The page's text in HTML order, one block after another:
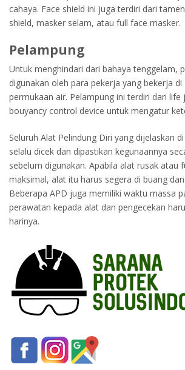
cahaya. Face shield ini juga terdiri dari
shield, masker selam, atau full face masker.
Pelampung
Untuk menghindari dari bahaya tenggelam,
digunakan oleh para pekerja yang bekerja
permukaan air. Pelampung ini terdiri dari
bouyancy control device untuk mengatur
Seluruh Alat Pelindung Diri yang dijelaskan
selalu dicek dan dipastikan kegunaannya
sebelum digunakan. Apabila alat rusak atau
maksimal, alat itu harus segera di buang
Beberapa APD juga memiliki waktu massa
perawatan kepada alat dan pengecekan
harinya.